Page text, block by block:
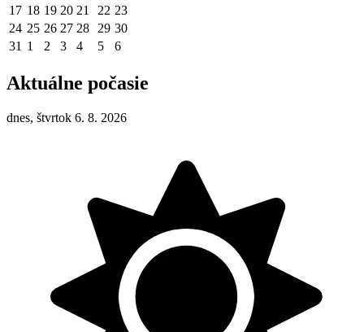
17 18 19 20 21 22 23
24 25 26 27 28 29 30
31 1 2 3 4 5 6
Aktuálne počasie
dnes, štvrtok 6. 8. 2026